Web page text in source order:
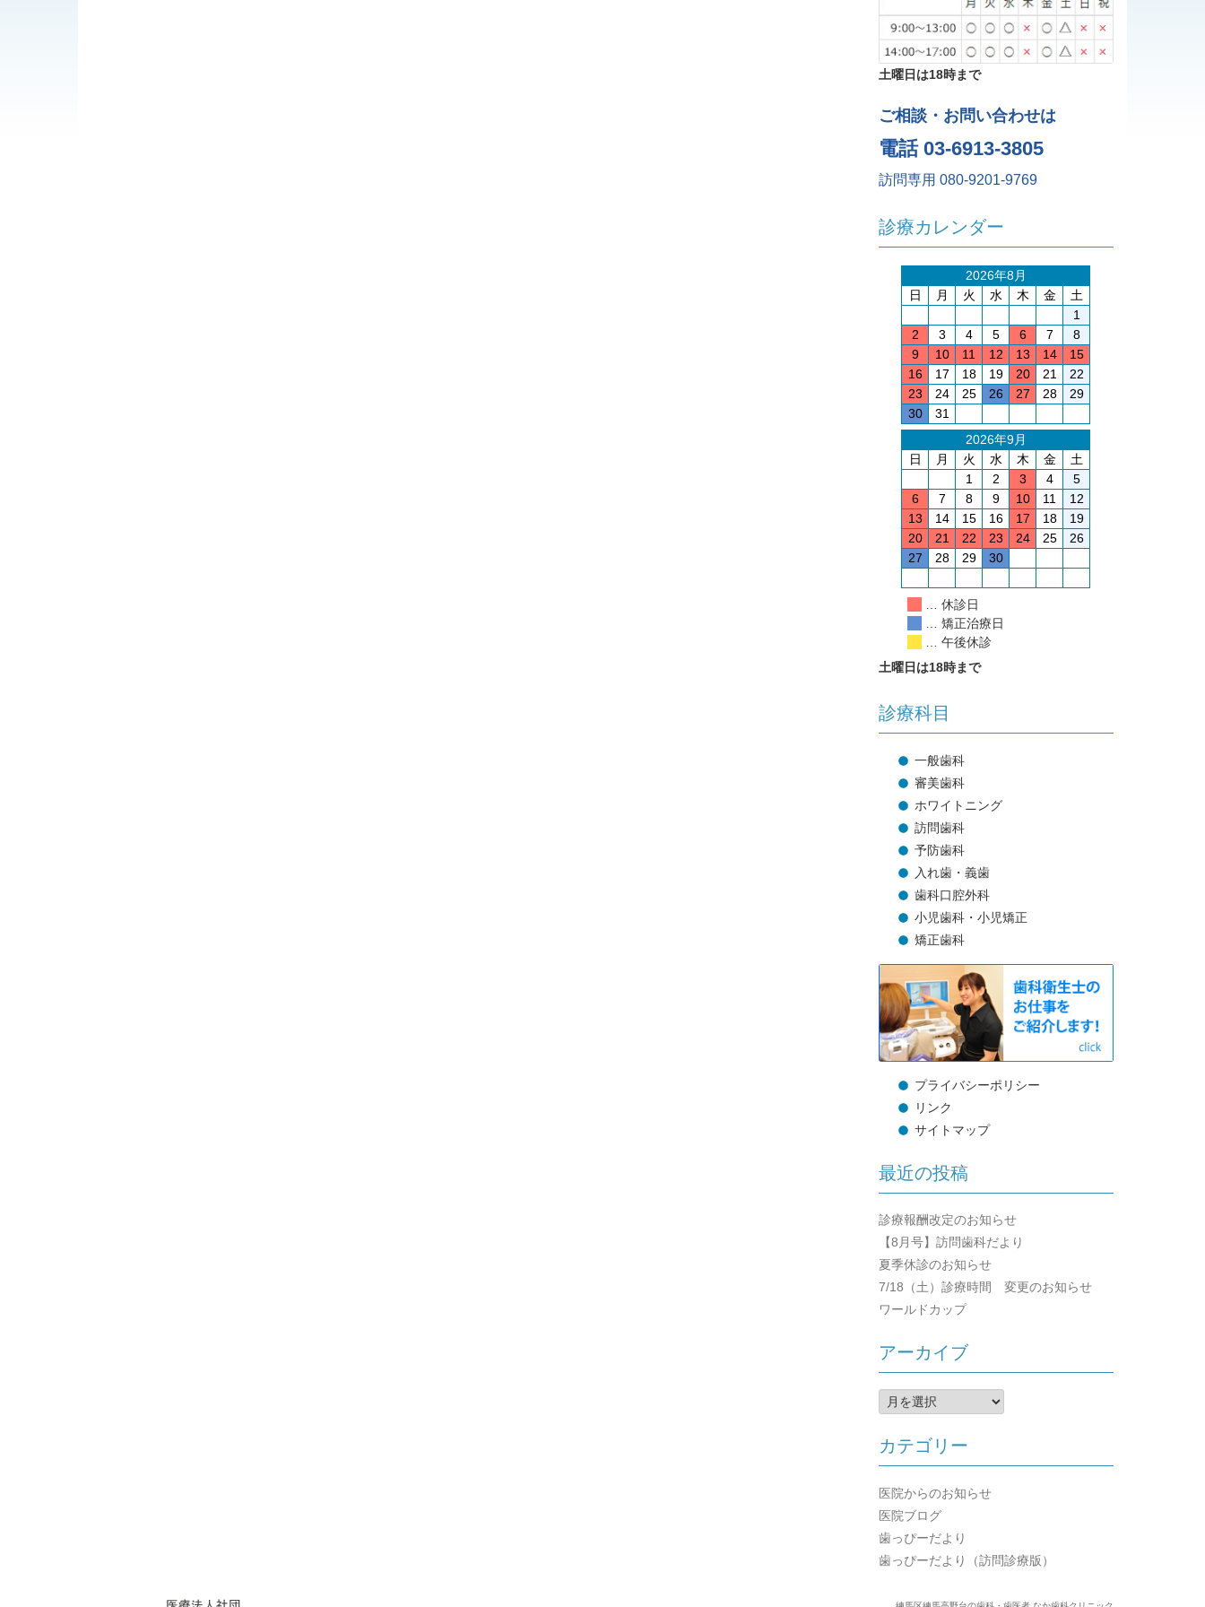
土曜日は18時まで
ご相談・お問い合わせは
電話 03-6913-3805
訪問専用 080-9201-9769
診療カレンダー
2026年8月
日
月 火 水 木 金
土
1
2
3 4 5 6 7
8
9
10 11 12 13 14
15
16
17 18 19 20 21
22
23
24 25 26 27 28
29
30
31
2026年9月
日
月 火 水 木 金
土
1
2 3 4
5
6
7 8 9 10 11
12
13
14 15 16 17 18
19
20
21 22 23 24 25
26
27
28 29 30
… 休診日
… 矯正治療日
… 午後休診
土曜日は18時まで
診療科目
一般歯科
審美歯科
ホワイトニング
訪問歯科
予防歯科
入れ歯・義歯
歯科口腔外科
小児歯科・小児矯正
矯正歯科
プライバシーポリシー
リンク
サイトマップ
最近の投稿
診療報酬改定のお知らせ
【8月号】訪問歯科だより
夏季休診のお知らせ
7/18（土）診療時間 変更のお知らせ
ワールドカップ
アーカイブ
ア
ー
イ
ブ
カテゴリー
医院からのお知らせ
医院ブログ
歯っぴーだより
歯っぴーだより（訪問診療版）